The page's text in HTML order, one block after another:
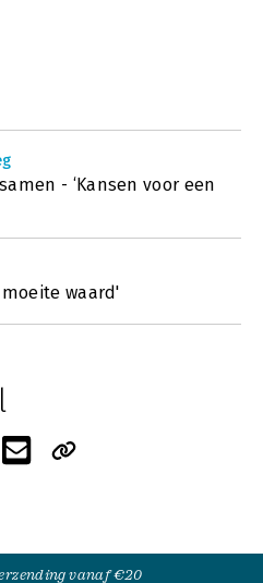
- ‘Kansen voor een
waard'
vanaf €20